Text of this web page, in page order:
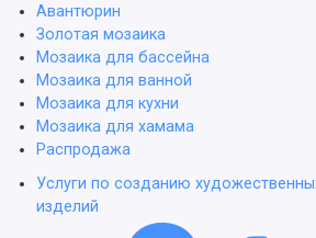
Авантюрин
Золотая мозаика
Мозаика для бассейна
Мозаика для ванной
Мозаика для кухни
Мозаика для хамама
Распродажа
Услуги по созданию
изделий